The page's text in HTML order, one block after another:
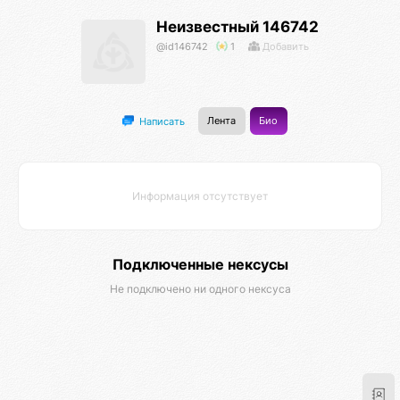
Неизвестный 146742
@id146742 1 Добавить
Написать Лента Био
Информация отсутствует
Подключенные нексусы
Не подключено ни одного нексуса